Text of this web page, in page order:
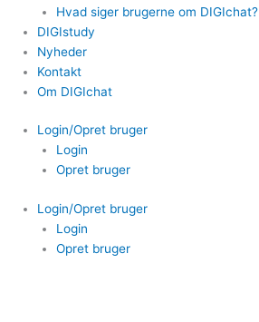
Hvad siger brugerne om DIGIchat?
DIGIstudy
Nyheder
Kontakt
Om DIGIchat
Login/Opret bruger
Login
Opret bruger
Login/Opret bruger
Login
Opret bruger